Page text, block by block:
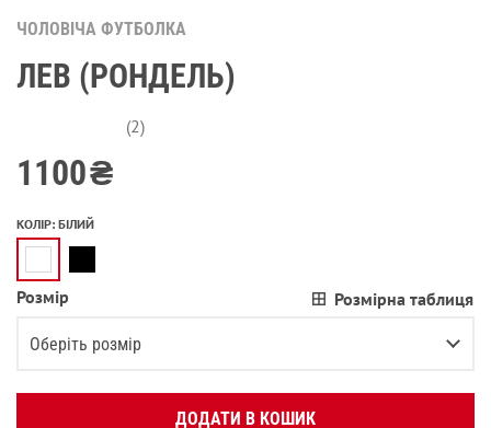
ЧОЛОВІЧА ФУТБОЛКА
ЛЕВ (РОНДЕЛЬ)
(2)
1100₴
КОЛІР: БІЛИЙ
Розмір Розмірна таблиця
Оберіть розмір
XS Залишилося2речі
ДОДАТИ В КОШИК
Вкажіть ваш номер телефону:
OK